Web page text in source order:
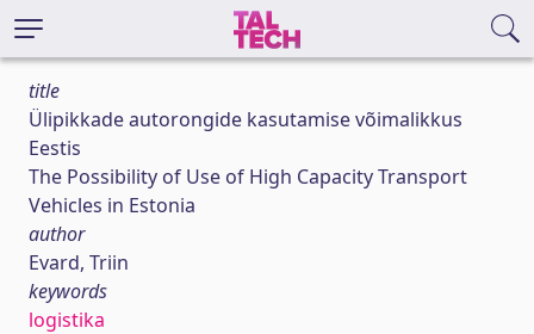
title
Ülipikkade autorongide kasutamise võimalikkus
Eestis
The Possibility of Use of High Capacity Transport
Vehicles in Estonia
author
Evard, Triin
keywords
logistika